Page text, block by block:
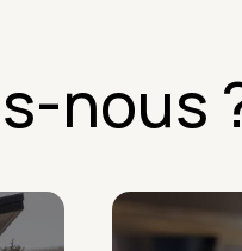
nous